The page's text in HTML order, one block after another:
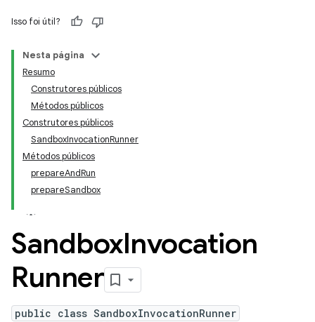
Isso foi útil?
Nesta página
Resumo
Construtores públicos
Métodos públicos
Construtores públicos
SandboxInvocationRunner
Métodos públicos
prepareAndRun
prepareSandbox
SandboxInvocation
Runner
public class SandboxInvocationRunner